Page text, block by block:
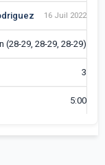
16 Juil 2022
(28-29, 28-29, 28-29)
3
5:00